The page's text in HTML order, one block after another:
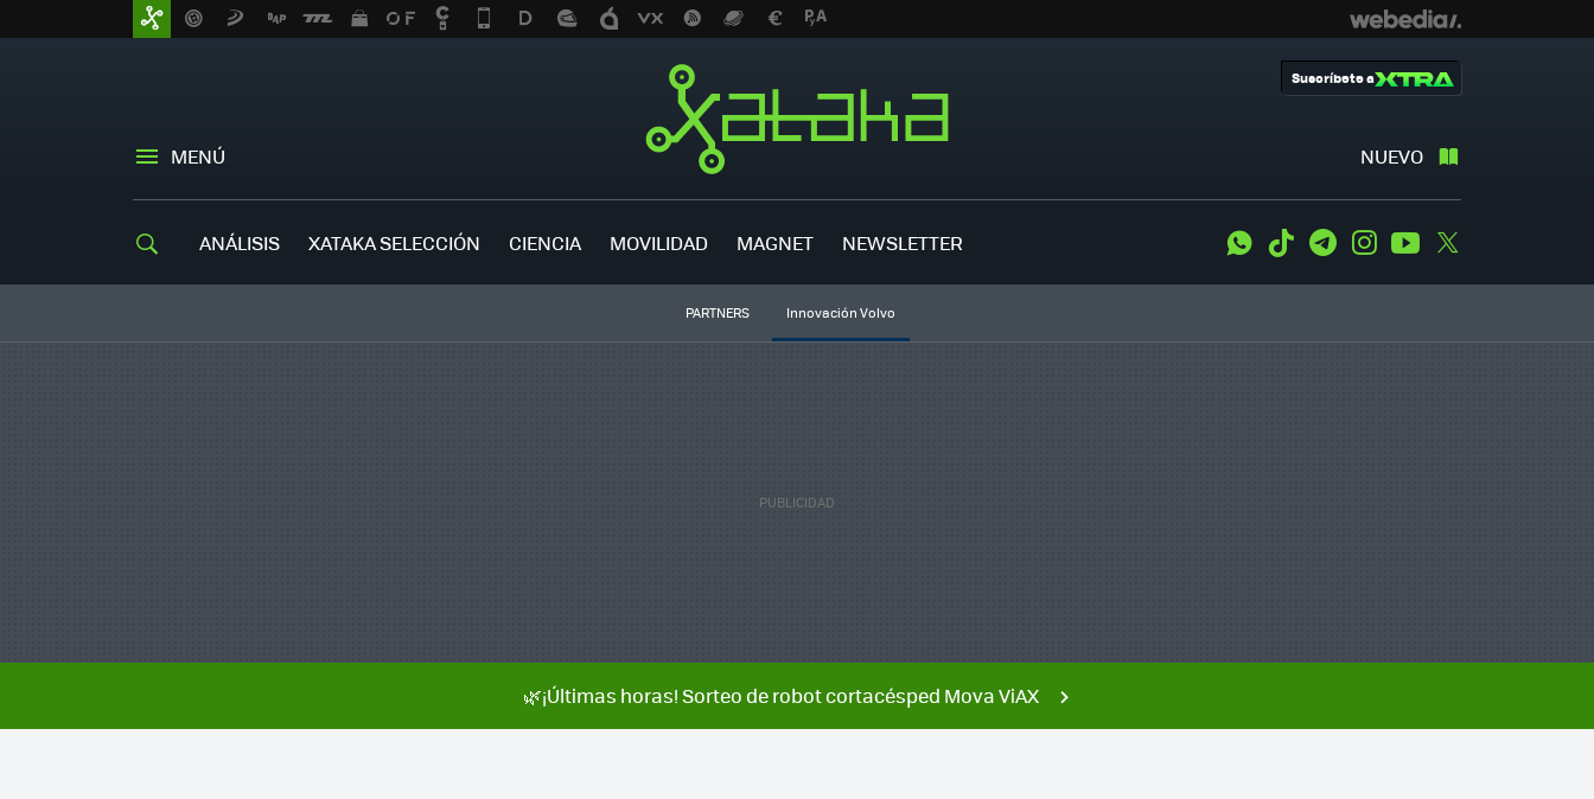
MENÚ NUEVO
Suscríbete a
ANÁLISIS XATAKA SELECCIÓN CIENCIA MOVILIDAD MAGNET NEWSLETTER WhatsApp
Tiktok TelegramInstagramYoutube
PARTNERS Innovación Volvo
🌿¡Últimas horas! Sorteo de robot cortacésped Mova ViAX